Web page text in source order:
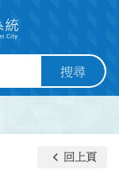
搜尋
keyboard_arrow_left 回上頁